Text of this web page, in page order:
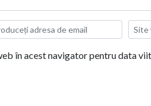
în acest navigator pentru data